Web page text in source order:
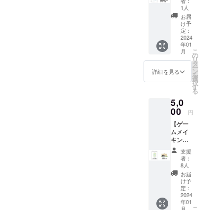
（本名
な
ど）」
と「友
浦のHP
に載せ
る名前
（ハン
ドル
をそれ
ぞれお
ださ
い。 ※
寄贈先
がどの
施設に
なるか
は友浦
にお任
せくだ
さい。
（寄贈
寄贈し
ます。
また、
プロモ
ツイー
トス
テッ
カー2枚
と支援
した証
なたに
届きま
す。 ※
備考欄
に「寄
贈時に
添える
名前
（本名
な
ど）」
と「友
浦のHP
に載せ
1人
お届
け予
定：
2024
年01
月
詳細を見る
こ
の
リ
タ
ー
ン
を
選
択
す
る
5,0
00 円
【ゲー
ムメイ
キング
コー
ス】既
存の友
浦作品2
冊をあ
なたの
名前を
添えて
支援
者：
8人
お届
け予
定：
2024
年01